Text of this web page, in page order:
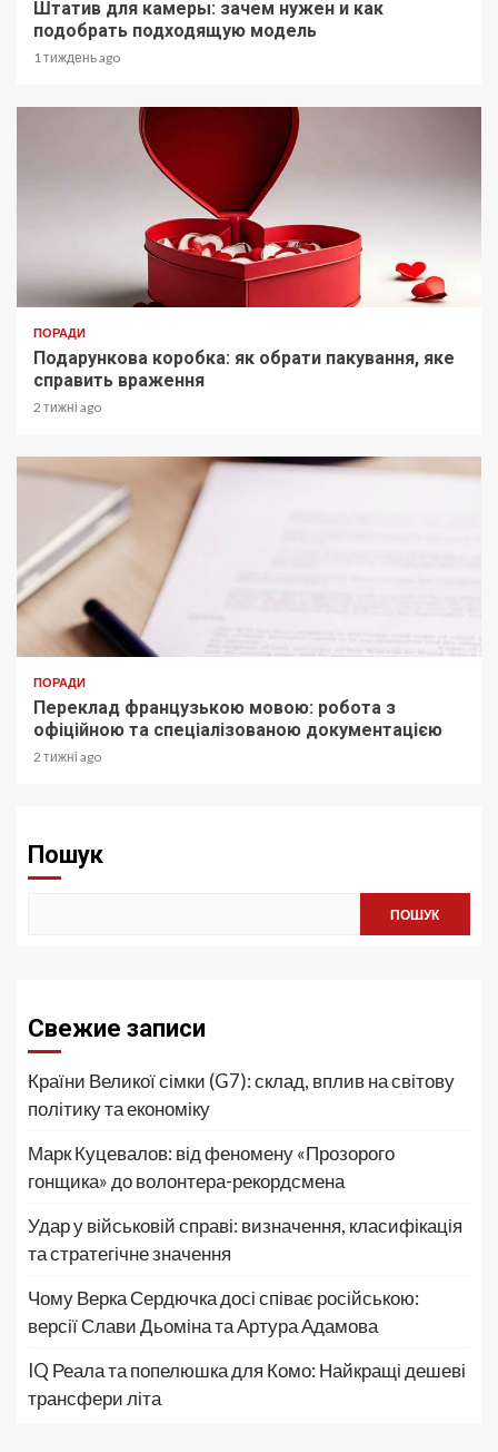
Штатив для камеры: зачем нужен и как
подобрать подходящую модель
1 тиждень ago
ПОРАДИ
Подарункова коробка: як обрати пакування, яке
справить враження
2 тижні ago
ПОРАДИ
Переклад французькою мовою: робота з
офіційною та спеціалізованою документацією
2 тижні ago
Пошук
ПОШУК
Свежие записи
Країни Великої сімки (G7): склад, вплив на світову
політику та економіку
Марк Куцевалов: від феномену «Прозорого
гонщика» до волонтера-рекордсмена
Удар у військовій справі: визначення, класифікація
та стратегічне значення
Чому Верка Сердючка досі співає російською:
версії Слави Дьоміна та Артура Адамова
IQ Реала та попелюшка для Комо: Найкращі дешеві
трансфери літа